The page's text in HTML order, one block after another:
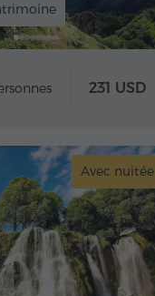
231 USD
Avec nuitée